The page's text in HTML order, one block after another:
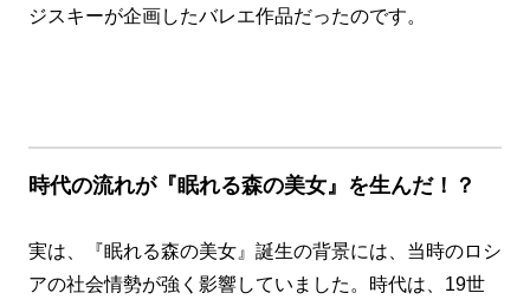
ジスキーが企画したバレエ作品だったのです。
時代の流れが『眠れる森の美女』を生んだ！？
実は、『眠れる森の美女』誕生の背景には、当時のロシ
アの社会情勢が強く影響していました。時代は、19世